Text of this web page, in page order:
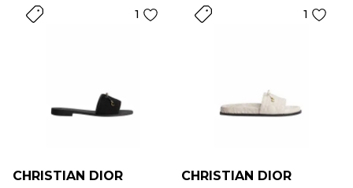
1
CHRISTIAN DIOR
1
CHRISTIAN DIOR